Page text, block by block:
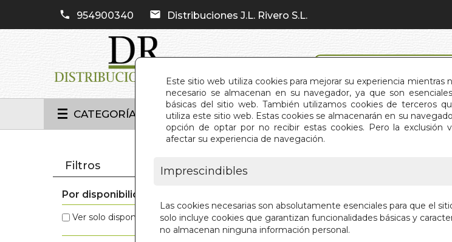
Este sitio web utiliza cookies para mejorar su experiencia mientras
necesario se almacenan en su navegador, ya que son
básicas del sitio web. También utilizamos cookies de terceros
utiliza este sitio web. Estas cookies se almacenarán en su
opción de optar por no recibir estas cookies. Pero la exclusión
afectar su experiencia de navegación.
Imprescindibles
Las cookies necesarias son absolutamente esenciales para que el
solo incluye cookies que garantizan funcionalidades básicas y
no almacenan ninguna información personal.
954900340 Distribuciones J.L. Rivero S.L.
CATEGORÍAS INICIO QUIÉNES
Filtros
Por disponibilidad
Ver solo disponibles (3)
Estos son los resultados de tu búsqueda: